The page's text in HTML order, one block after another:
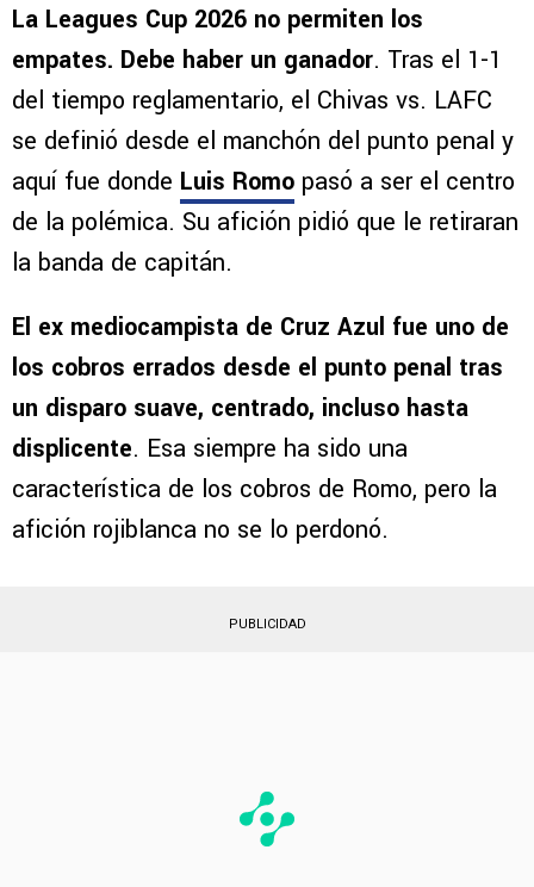
La Leagues Cup 2026 no permiten los
empates. Debe haber un ganador. Tras el 1-1
del tiempo reglamentario, el Chivas vs. LAFC
se definió desde el manchón del punto penal y
aquí fue donde Luis Romo pasó a ser el centro
de la polémica. Su afición pidió que le retiraran
la banda de capitán.
El ex mediocampista de Cruz Azul fue uno de
los cobros errados desde el punto penal tras
un disparo suave, centrado, incluso hasta
displicente. Esa siempre ha sido una
característica de los cobros de Romo, pero la
afición rojiblanca no se lo perdonó.
PUBLICIDAD